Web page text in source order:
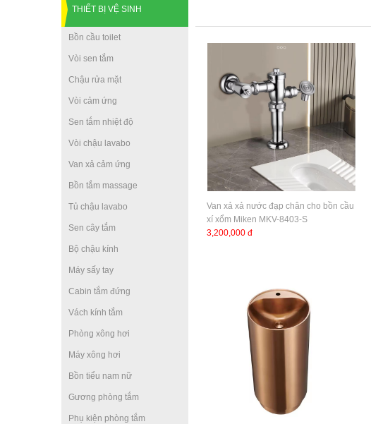
THIẾT BỊ VỆ SINH
Bồn cầu toilet
Vòi sen tắm
Chậu rửa mặt
Vòi cảm ứng
Sen tắm nhiệt độ
Vòi chậu lavabo
Van xả cảm ứng
Bồn tắm massage
Tủ chậu lavabo
Sen cây tắm
Bộ chậu kính
Máy sấy tay
Cabin tắm đứng
Vách kính tắm
Phòng xông hơi
Máy xông hơi
Bồn tiểu nam nữ
Gương phòng tắm
Phụ kiện phòng tắm
Van xả xả nước đạp chân cho bồn cầu
xí xổm Miken MKV-8403-S
3,200,000 đ